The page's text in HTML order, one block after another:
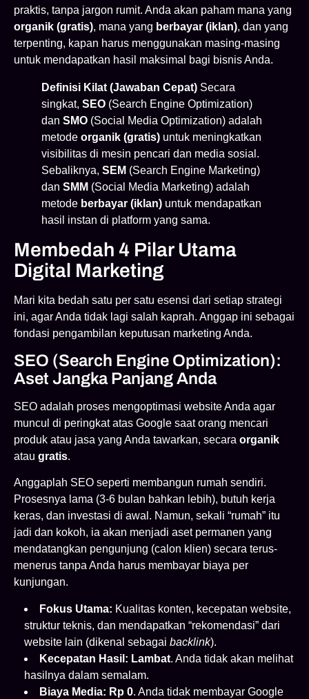
praktis, tanpa jargon rumit. Anda akan paham mana yang
organik (gratis), mana yang berbayar (iklan), dan yang
terpenting, kapan harus menggunakan masing-masing
untuk mendapatkan hasil maksimal bagi bisnis Anda.
Definisi Kilat (Jawaban Cepat) Secara
singkat, SEO (Search Engine Optimization)
dan SMO (Social Media Optimization) adalah
metode organik (gratis) untuk meningkatkan
visibilitas di mesin pencari dan media sosial.
Sebaliknya, SEM (Search Engine Marketing)
dan SMM (Social Media Marketing) adalah
metode berbayar (iklan) untuk mendapatkan
hasil instan di platform yang sama.
Membedah 4 Pilar Utama
Digital Marketing
Mari kita bedah satu per satu esensi dari setiap strategi
ini, agar Anda tidak lagi salah kaprah. Anggap ini sebagai
fondasi pengambilan keputusan marketing Anda.
SEO (Search Engine Optimization):
Aset Jangka Panjang Anda
SEO adalah proses mengoptimasi website Anda agar
muncul di peringkat atas Google saat orang mencari
produk atau jasa yang Anda tawarkan, secara organik
atau gratis.
Anggaplah SEO seperti membangun rumah sendiri.
Prosesnya lama (3-6 bulan bahkan lebih), butuh kerja
keras, dan investasi di awal. Namun, sekali “rumah” itu
jadi dan kokoh, ia akan menjadi aset permanen yang
mendatangkan pengunjung (calon klien) secara terus-
menerus tanpa Anda harus membayar biaya per
kunjungan.
Fokus Utama: Kualitas konten, kecepatan website,
struktur teknis, dan mendapatkan “rekomendasi” dari
website lain (dikenal sebagai backlink).
Kecepatan Hasil: Lambat. Anda tidak akan melihat
hasilnya dalam semalam.
Biaya Media: Rp 0. Anda tidak membayar Google